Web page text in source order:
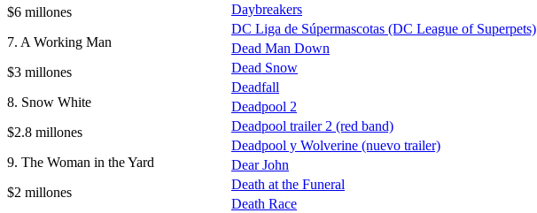
$6 millones
7. A Working Man
$3 millones
8. Snow White
$2.8 millones
9. The Woman in the Yard
$2 millones
Daybreakers
DC Liga de Súpermascotas (DC League of Superpets)
Dead Man Down
Dead Snow
Deadfall
Deadpool 2
Deadpool trailer 2 (red band)
Deadpool y Wolverine (nuevo trailer)
Dear John
Death at the Funeral
Death Race